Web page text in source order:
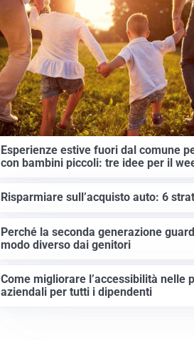
Esperienze estive fuori dal comune
con bambini piccoli: tre idee per il
Risparmiare sull’acquisto auto: 6
Perché la seconda generazione
modo diverso dai genitori
Come migliorare l’accessibilità nelle
aziendali per tutti i dipendenti